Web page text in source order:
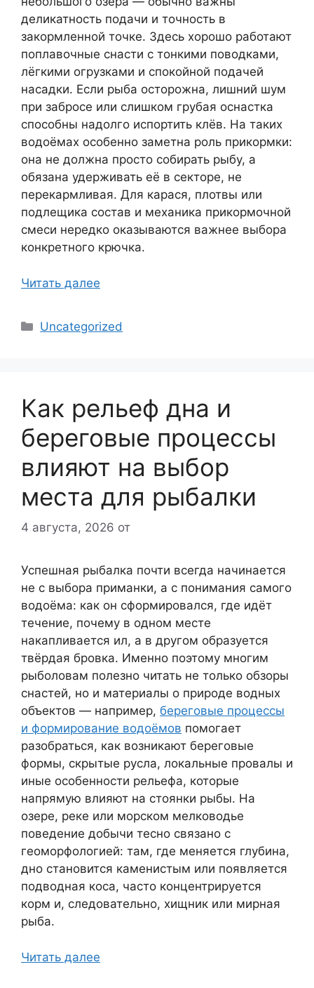
деликатность подачи и точность в
закормленной точке. Здесь хорошо работают
поплавочные снасти с тонкими поводками,
лёгкими огрузками и спокойной подачей
насадки. Если рыба осторожна, лишний шум
при забросе или слишком грубая оснастка
способны надолго испортить клёв. На таких
водоёмах особенно заметна роль прикормки:
она не должна просто собирать рыбу, а
обязана удерживать её в секторе, не
перекармливая. Для карася, плотвы или
подлещика состав и механика прикормочной
смеси нередко оказываются важнее выбора
конкретного крючка.
Читать далее
Рубрики
Uncategorized
Как рельеф дна и
береговые процессы
влияют на выбор
места для рыбалки
4 августа, 2026 от
Успешная рыбалка почти всегда начинается
не с выбора приманки, а с понимания самого
водоёма: как он сформировался, где идёт
течение, почему в одном месте
накапливается ил, а в другом образуется
твёрдая бровка. Именно поэтому многим
рыболовам полезно читать не только обзоры
снастей, но и материалы о природе водных
объектов — например, береговые процессы
и формирование водоёмов помогает
разобраться, как возникают береговые
формы, скрытые русла, локальные провалы и
иные особенности рельефа, которые
напрямую влияют на стоянки рыбы. На
озере, реке или морском мелководье
поведение добычи тесно связано с
геоморфологией: там, где меняется глубина,
дно становится каменистым или появляется
подводная коса, часто концентрируется
корм и, следовательно, хищник или мирная
рыба.
Читать далее